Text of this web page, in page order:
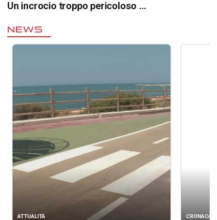
Un incrocio troppo pericoloso …
NEWS
ATTUALITÀ CRONACA